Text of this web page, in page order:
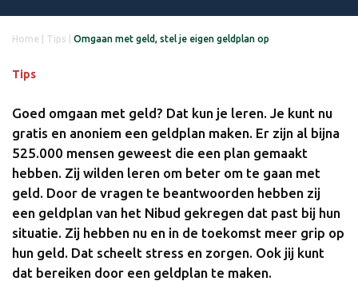
Home Tips Omgaan met geld, stel je eigen geldplan op
Tips
Goed omgaan met geld? Dat kun je leren. Je kunt nu
gratis en anoniem een geldplan maken. Er zijn al bijna
525.000 mensen geweest die een plan gemaakt
hebben. Zij wilden leren om beter om te gaan met
geld. Door de vragen te beantwoorden hebben zij
een geldplan van het Nibud gekregen dat past bij hun
situatie. Zij hebben nu en in de toekomst meer grip op
hun geld. Dat scheelt stress en zorgen. Ook jij kunt
dat bereiken door een geldplan te maken.